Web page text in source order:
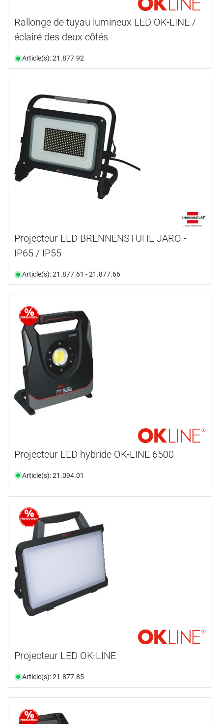
Rallonge de tuyau lumineux LED OK-LINE /
éclairé des deux côtés
Article(s): 21.877.92
Projecteur LED BRENNENSTUHL JARO -
IP65 / IP55
Article(s): 21.877.61 - 21.877.66
Projecteur LED hybride OK-LINE 6500
Article(s): 21.094.01
Projecteur LED OK-LINE
Article(s): 21.877.85